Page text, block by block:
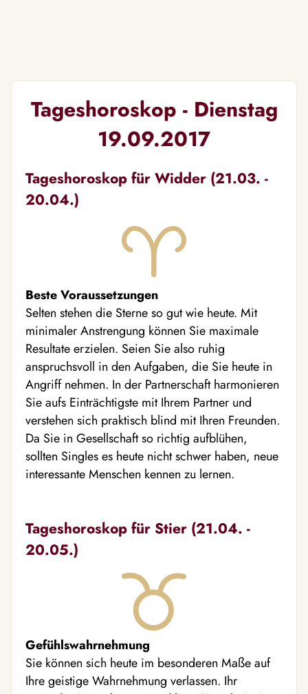
Tageshoroskop - Dienstag
19.09.2017
Tageshoroskop für Widder (21.03. -
20.04.)
Beste Voraussetzungen
Selten stehen die Sterne so gut wie heute. Mit
minimaler Anstrengung können Sie maximale
Resultate erzielen. Seien Sie also ruhig
anspruchsvoll in den Aufgaben, die Sie heute in
Angriff nehmen. In der Partnerschaft harmonieren
Sie aufs Einträchtigste mit Ihrem Partner und
verstehen sich praktisch blind mit Ihren Freunden.
Da Sie in Gesellschaft so richtig aufblühen,
sollten Singles es heute nicht schwer haben, neue
interessante Menschen kennen zu lernen.
Tageshoroskop für Stier (21.04. -
20.05.)
Gefühlswahrnehmung
Sie können sich heute im besonderen Maße auf
Ihre geistige Wahrnehmung verlassen. Ihr